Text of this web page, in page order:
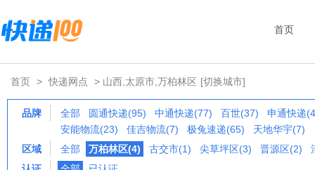
首页
首页 > 快递网点 > 山西,太原市,万柏林区 [切换城市]
品牌 全部 圆通快递(95) 中通快递(77) 百世(37)
申通快递
安能物流(23)
佳吉物流(7) 极兔速递(65)
天地华宇(7)
区域
全部 万柏林区(4) 古交市(1) 尖草坪区(3) 晋源区(2)